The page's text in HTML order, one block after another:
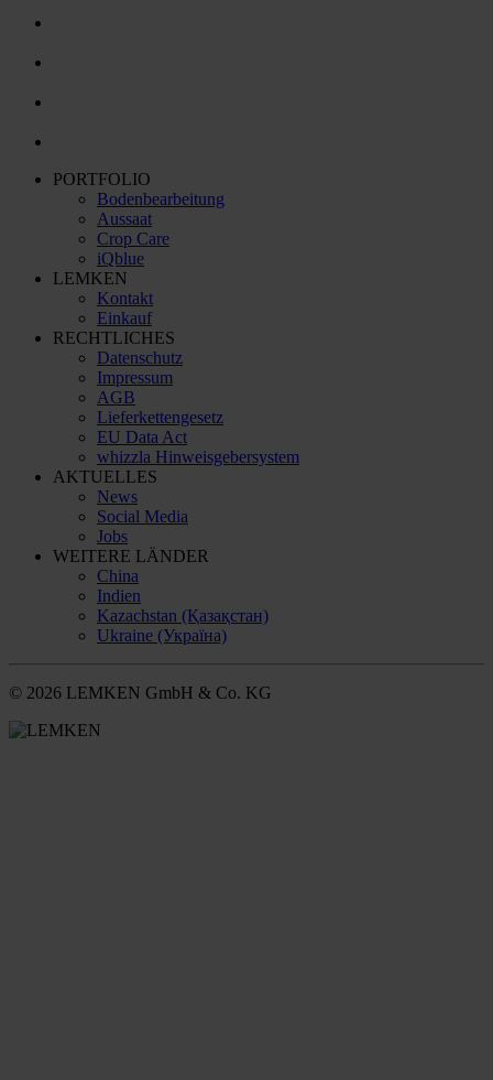
PORTFOLIO
Bodenbearbeitung
Aussaat
Crop Care
iQblue
LEMKEN
Kontakt
Einkauf
RECHTLICHES
Datenschutz
Impressum
AGB
Lieferkettengesetz
EU Data Act
whizzla Hinweisgebersystem
AKTUELLES
News
Social Media
Jobs
WEITERE LÄNDER
China
Indien
Kazachstan (Қазақстан)
Ukraine (Україна)
© 2026 LEMKEN GmbH & Co. KG